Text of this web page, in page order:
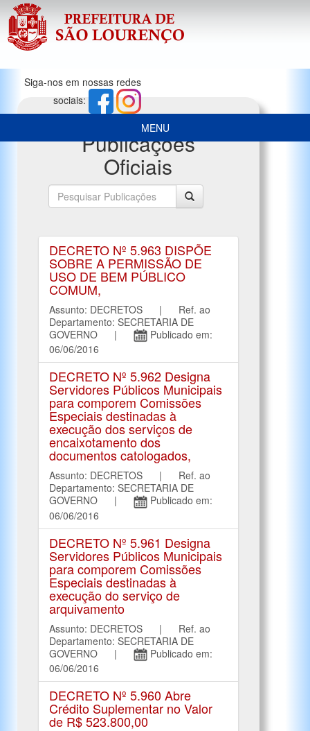
Siga-nos em nossas redes
sociais:
MENU
Publicações
Oficiais
DECRETO Nº 5.963 DISPÕE
SOBRE A PERMISSÃO DE
USO DE BEM PÚBLICO
COMUM,
Assunto: DECRETOS | Ref. ao
Departamento: SECRETARIA DE
GOVERNO |
Publicado em:
06/06/2016
DECRETO Nº 5.962 Designa
Servidores Públicos Municipais
para comporem Comissões
Especiais destinadas à
execução dos serviços de
encaixotamento dos
documentos catologados,
Assunto: DECRETOS | Ref. ao
Departamento: SECRETARIA DE
GOVERNO |
Publicado em:
06/06/2016
DECRETO Nº 5.961 Designa
Servidores Públicos Municipais
para comporem Comissões
Especiais destinadas à
execução do serviço de
arquivamento
Assunto: DECRETOS | Ref. ao
Departamento: SECRETARIA DE
GOVERNO |
Publicado em:
06/06/2016
DECRETO Nº 5.960 Abre
Crédito Suplementar no Valor
de R$ 523.800,00